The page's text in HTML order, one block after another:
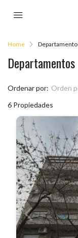
Home
Departamentos
6 Propiedades
Ordenar por: Orden